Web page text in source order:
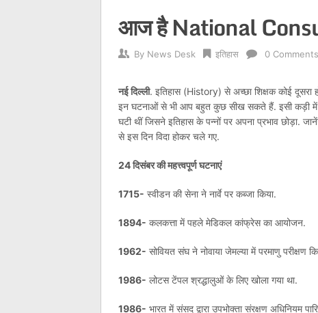
आज है National
By News Desk इतिहास 0 Comments
नई दिल्ली. इतिहास (History) से अच्छा शिक्षक कोई दूसरा
इन घटनाओं से भी आप बहुत कुछ सीख सकते हैं. इसी कड़ी में
घटी थीं जिसने इतिहास के पन्नों पर अपना प्रभाव छोड़ा.
से इस दिन विदा होकर चले गए.
24 दिसंबर की महत्त्वपूर्ण घटनाएं
1715- स्वीडन की सेना ने नार्वे पर कब्जा किया.
1894- कलकत्ता में पहले मेडिकल कांफ्रेस का आयोजन.
1962- सोवियत संघ ने नोवाया जेमल्या में परमाणु परीक्षण
1986- लोटस टेंपल श्रद्धालुओं के लिए खोला गया था.
1986- भारत में संसद द्वारा उपभोक्ता संरक्षण अधिनियम